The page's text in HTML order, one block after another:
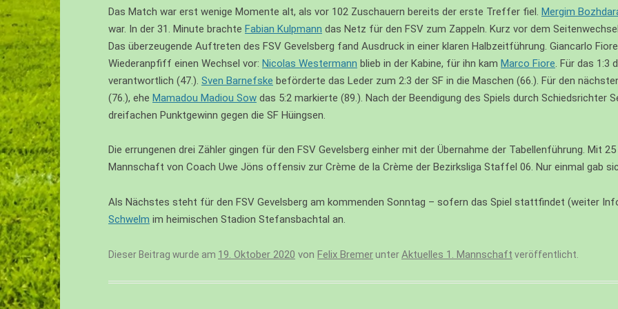
EIV – JUNIOREN – U10
FII – JUNIOREN – U9
FIII – JUNIOREN – U8
GI – JUNIOREN – U7
GII – JUNIOREN – U6
Das Match war erst wenige Momente alt, als vor 102 Zuschauern bereits der erste Treffer fiel. Mergim
war. In der 31. Minute brachte Fabian Kulpmann das Netz für den FSV zum Zappeln. Kurz vor dem
Das überzeugende Auftreten des FSV Gevelsberg fand Ausdruck in einer klaren Halbzeitführung. Giancarlo
Wiederanpfiff einen Wechsel vor: Nicolas Westermann blieb in der Kabine, für ihn kam Marco Fiore. Für das 1:3
verantwortlich (47.). Sven Barnefske beförderte das Leder zum 2:3 der SF in die Maschen (66.). Für den
(76.), ehe Mamadou Madiou Sow das 5:2 markierte (89.). Nach der Beendigung des Spiels durch Schiedsrichter
dreifachen Punktgewinn gegen die SF Hüingsen.
Die errungenen drei Zähler gingen für den FSV Gevelsberg einher mit der Übernahme der Tabellenführung. Mit
Mannschaft von Coach Uwe Jöns offensiv zur Crème de la Crème der Bezirksliga Staffel 06. Nur einmal gab
Als Nächstes steht für den FSV Gevelsberg am kommenden Sonntag – sofern das Spiel stattfindet (weiter
Schwelm im heimischen Stadion Stefansbachtal an.
Dieser Beitrag wurde am 19. Oktober 2020 von Felix BremerunterAktuelles 1. Mannschaft veröffentlicht.